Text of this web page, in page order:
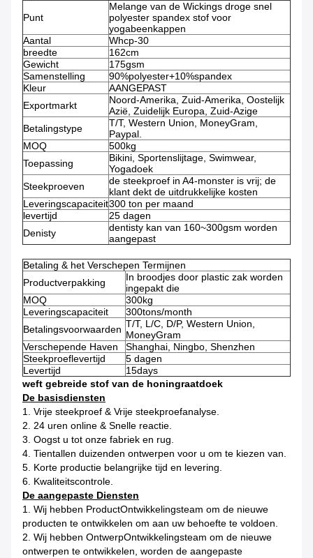
Punt
Melange van de Wickings droge snel
polyester spandex stof voor
yogabeenkappen
Aantal
Whcp-30
breedte
162cm
Gewicht
175gsm
Samenstelling
90%polyester+10%spandex
Kleur
AANGEPAST
Exportmarkt
Noord-Amerika, Zuid-Amerika, Oostelijk
Azië, Zuidelijk Europa, Zuid-Azige
Betalingstype
T/T, Western Union, MoneyGram,
Paypal.
MOQ
500kg
Toepassing
Bikini, Sportenslijtage, Swimwear,
Yogadoek
Steekproeven
de steekproef in A4-monster is vrij; de
klant dekt de uitdrukkelijke kosten
Leveringscapaciteit300 ton per maand
levertijd
25 dagen
Denisty
dentisty kan van 160~300gsm worden
aangepast
Betaling & het Verschepen Termijnen
Productverpakking
In broodjes door plastic zak worden
ingepakt die
MOQ
300kg
Leveringscapaciteit
300tons/month
Betalingsvoorwaarden T/T, L/C, D/P, Western Union,
MoneyGram
Verschepende Haven
Shanghai, Ningbo, Shenzhen
Steekproeflevertijd
5 dagen
Levertijd
15days
weft gebreide stof van de honingraatdoek
De basisdiensten
1. Vrije steekproef & Vrije steekproefanalyse.
2. 24 uren online & Snelle reactie.
3. Oogst u tot onze fabriek en rug.
4. Tientallen duizenden ontwerpen voor u om te kiezen van.
5. Korte productie belangrijke tijd en levering.
6. Kwaliteitscontrole.
De aangepaste Diensten
1. Wij hebben ProductOntwikkelingsteam om de nieuwe
producten te ontwikkelen om aan uw behoefte te voldoen.
2. Wij hebben OntwerpOntwikkelingsteam om de nieuwe
ontwerpen te ontwikkelen, worden de aangepaste